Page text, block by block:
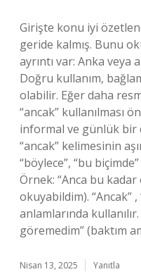
Girişte konu iyi
geride kalmış. Bunu
ayrıntı var: Anka veya
Doğru kullanım,
olabilir. Eğer daha
“ancak” kullanılması
informal ve günlük bir
“ancak” kelimesinin
“böylece”, “bu
Örnek: “Anca bu
okuyabildim). “Ancak” ,
anlamlarında
göremedim” (baktım
Nisan 13, 2025 Yanıtla